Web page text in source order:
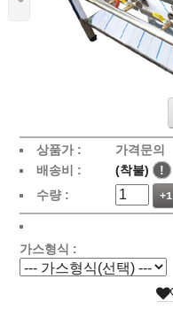
상품가 :
가격문의
배송비 :
(착불)
!
수량 :
+1
가스형식 :